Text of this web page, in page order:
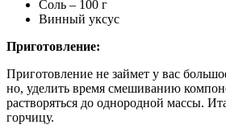
Соль – 100 г
Винный уксус
Приготовление:
Приготовление не займет у вас
но, уделить время смешиванию
растворяться до однородной массы.
горчицу.